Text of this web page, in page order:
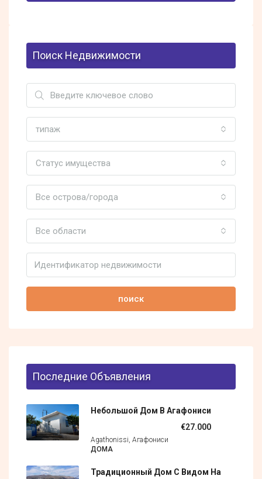
Поиск Недвижимости
типаж
Статус имущества
Все острова/города
Все области
поиск
Последние Объявления
Небольшой Дом В Агафониси
€27.000
Agathonissi, Агафониси
ДОМА
Традиционный Дом С Видом На